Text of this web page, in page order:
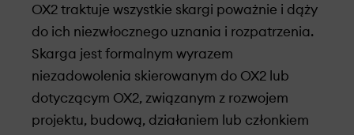
OX2 traktuje wszystkie skargi poważnie i dąży
do ich niezwłocznego uznania i rozpatrzenia.
Skarga jest formalnym wyrazem
niezadowolenia skierowanym do OX2 lub
dotyczącym OX2, związanym z rozwojem
projektu, budową, działaniem lub członkiem